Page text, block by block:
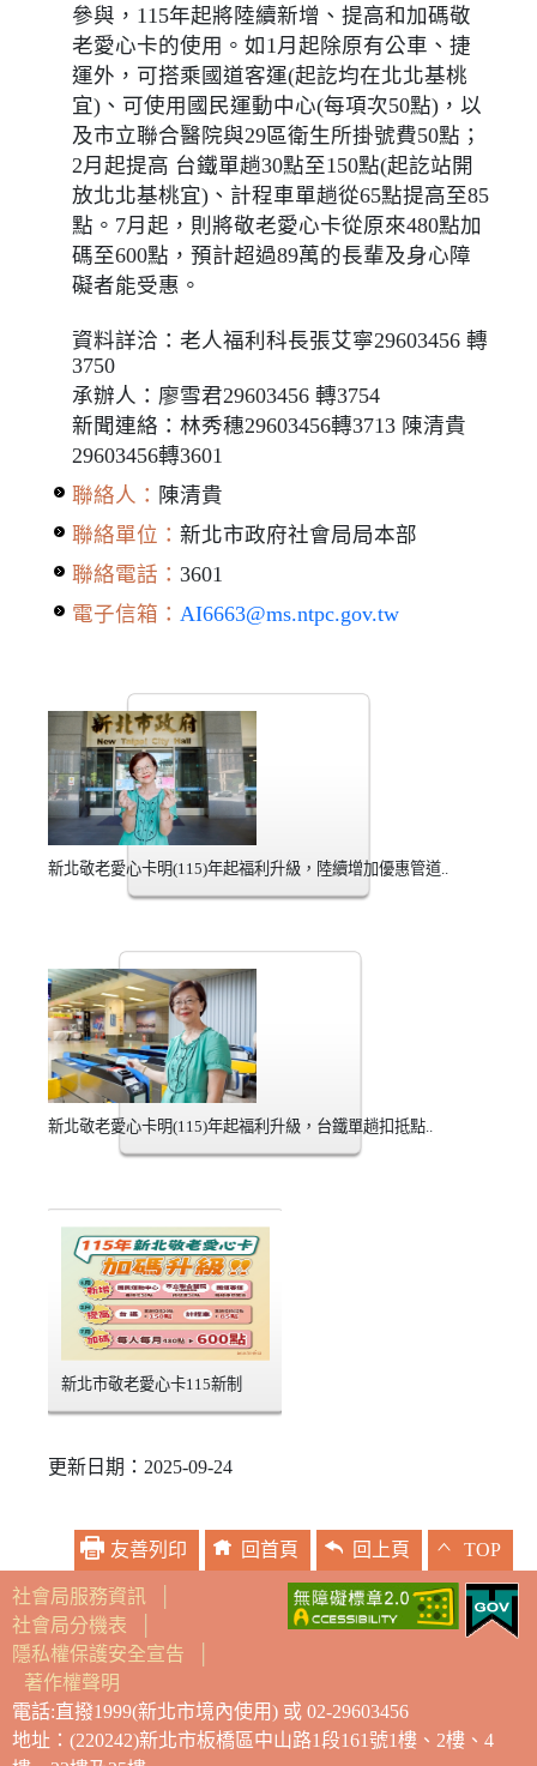
參與，115年起將陸續新增、提高和加碼敬
老愛心卡的使用。如1月起除原有公車、捷
運外，可搭乘國道客運(起訖均在北北基桃
宜)、可使用國民運動中心(每項次50點)，以
及市立聯合醫院與29區衛生所掛號費50點；
2月起提高 台鐵單趟30點至150點(起訖站開
放北北基桃宜)、計程車單趟從65點提高至85
點。7月起，則將敬老愛心卡從原來480點加
碼至600點，預計超過89萬的長輩及身心障
礙者能受惠。
資料詳洽：老人福利科長張艾寧29603456 轉
3750
承辦人：廖雪君29603456 轉3754
新聞連絡：林秀穗29603456轉3713 陳清貴
29603456轉3601
聯絡人： 陳清貴
聯絡單位： 新北市政府社會局局本部
聯絡電話： 3601
電子信箱： AI6663@ms.ntpc.gov.tw
新北敬老愛心卡明(115)年起福利升級，陸續增加優惠管道..
新北敬老愛心卡明(115)年起福利升級，台鐵單趟扣抵點..
新北市敬老愛心卡115新制
更新日期：2025-09-24
友善列印 回首頁 回上頁 TOP
社會局服務資訊
社會局分機表
隱私權保護安全宣告
著作權聲明
電話:直撥1999(新北市境內使用) 或 02-29603456
地址：(220242)新北市板橋區中山路1段161號1樓、2樓、4